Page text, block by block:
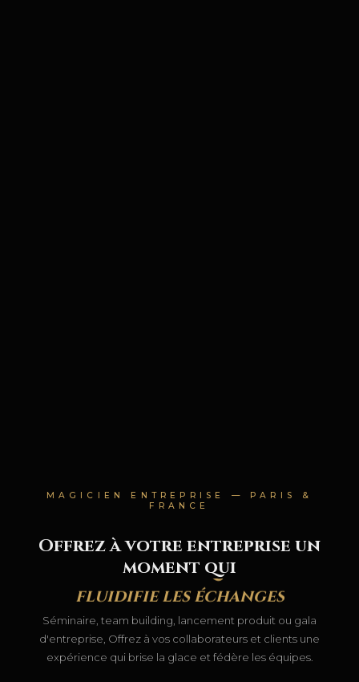
MAGICIEN ENTREPRISE — PARIS &
FRANCE
Offrez à votre entreprise un
moment qui
fédère les équipes
fluidifie les échanges
crée du lien
marque les esprits
Séminaire, team building, lancement produit ou gala
d'entreprise, Offrez à vos collaborateurs et clients une
expérience qui brise la glace et fédère les équipes.